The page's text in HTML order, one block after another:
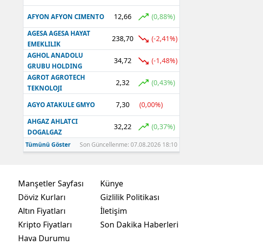
AFYON AFYON CIMENTO 12,66 (0,88%)
AGESA AGESA HAYAT
EMEKLILIK
238,70 (-2,41%)
AGHOL ANADOLU
GRUBU HOLDING
34,72 (-1,48%)
AGROT AGROTECH
TEKNOLOJI
2,32 (0,43%)
AGYO ATAKULE GMYO 7,30 (0,00%)
AHGAZ AHLATCI
DOGALGAZ
32,22 (0,37%)
Tümünü Göster Son Güncellenme: 07.08.2026 18:10
Manşetler Sayfası
Döviz Kurları
Altın Fiyatları
Kripto Fiyatları
Hava Durumu
Künye
Gizlilik Politikası
İletişim
Son Dakika Haberleri